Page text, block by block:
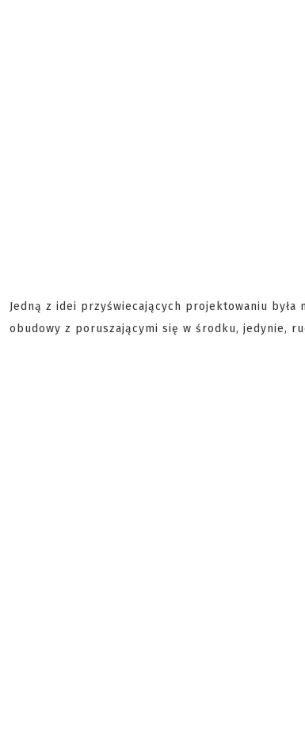
Jedną z idei przyświecających projektowaniu
obudowy z poruszającymi się w środku, jedynie,